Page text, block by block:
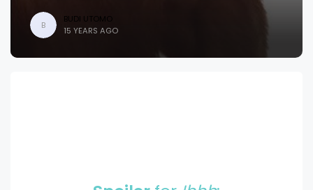
B
BUDI UTOMO
15 YEARS AGO